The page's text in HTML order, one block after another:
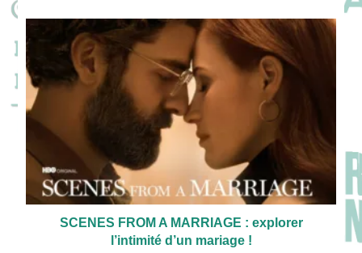
SCENES FROM A MARRIAGE : explorer
l’intimité d’un mariage !